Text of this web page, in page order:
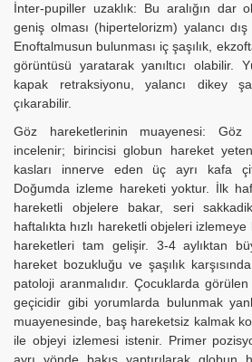
İnter-pupiller uzaklık: Bu aralığın dar
geniş olması (hipertelorizm) yalancı
Enoftalmusun bulunması iç şaşılık,
görüntüsü yaratarak yanıltıcı olabilir.
kapak retraksiyonu, yalancı dikey
çıkarabilir.
Göz hareketlerinin muayenesi:
incelenir; birincisi globun hareket
kasları innerve eden üç ayrı kafa
Doğumda izleme hareketi yoktur. İlk
hareketli objelere bakar, seri
haftalıkta hızlı hareketli objeleri
hareketleri tam gelişir. 3-4 aylıktan
hareket bozukluğu ve şaşılık
patoloji aranmalıdır. Çocuklarda
geçicidir gibi yorumlarda bulunmak
muayenesinde, baş hareketsiz kalmak
ile objeyi izlemesi istenir. Primer